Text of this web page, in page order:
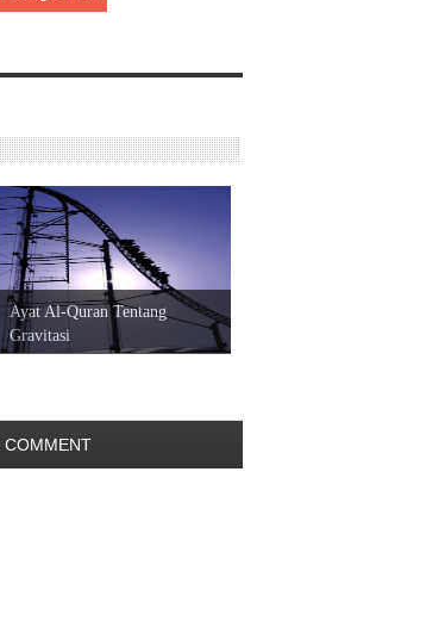
Ayat Al-Quran Tentang
Gravitasi
COMMENT